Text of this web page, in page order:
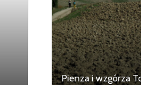
Pienza i wzgórza